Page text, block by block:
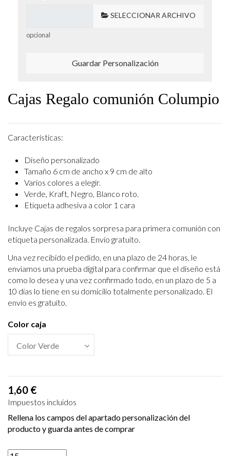
SELECCIONAR ARCHIVO
opcional
Guardar Personalización
Cajas Regalo comunión Columpio
Características:
Diseño personalizado
Tamaño 6 cm de ancho x 9 cm de alto
Varios colores a elegir.
Verde, Kraft, Negro, Blanco roto.
Etiqueta adhesiva a color 1 cara
Incluye Cajas de regalos sorpresa para primera comunión con
etiqueta personalizada. Envío gratuito.
Una vez recibido el pedido, en una plazo de 24 horas, le
enviamos una prueba digital para confirmar que el diseño está
como lo desea y una vez confirmado todo, en un plazo de 5 a
10 días lo tiene en su domicilio totalmente personalizado. El
envío es gratuito.
Color caja
1,60 €
Impuestos incluidos
Rellena los campos del apartado personalización del
producto y guarda antes de comprar